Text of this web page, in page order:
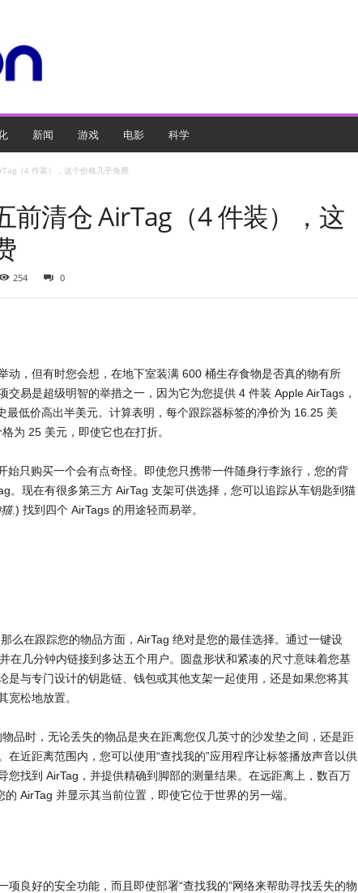
新闻 游戏 电影 科学
（4 件装），这个价格几乎免费
前清仓 AirTag（4 件装），这
254 0
动，但有时您会想，在地下室装满 600 桶生存食物是否真的物有所
交易是超级明智的举措之一，因为它为您提供 4 件装 Apple AirTags，
最低价高出半美元。计算表明，每个跟踪器标签的净价为 16.25 美
为 25 美元，即使它也在打折。
始只购买一个会有点奇怪。即使您只携带一件随身行李旅行，您的背
。现在有很多第三方 AirTag 支架可供选择，您可以追踪从车钥匙到猫
.) 找到四个 AirTags 的用途轻而易举。
么在跟踪您的物品方面，AirTag 绝对是您的最佳选择。通过一键设
在几分钟内链接到多达五个用户。圆盘形状和紧凑的尺寸意味着您基
是与专门设计的钥匙链、钱包或其他支架一起使用，还是如果您将其
宽松地放置。
品时，无论丢失的物品是夹在距离您仅几英寸的沙发垫之间，还是距
在近距离范围内，您可以使用“查找我的”应用程序让标签播放声音以供
您找到 AirTag，并提供精确到脚部的测量结果。在远距离上，数百万
AirTag 并显示其当前位置，即使它位于世界的另一端。
项良好的安全功能，而且即使部署“查找我的”网络来帮助寻找丢失的物